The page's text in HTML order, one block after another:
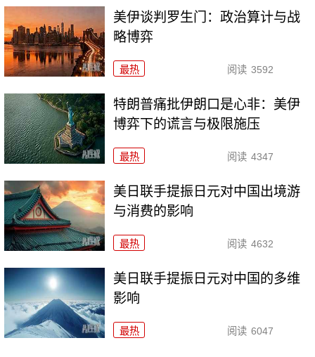
美伊谈判罗生门：政治算计与战
略博弈
最热 阅读 3592
特朗普痛批伊朗口是心非：美伊
博弈下的谎言与极限施压
最热 阅读 4347
美日联手提振日元对中国出境游
与消费的影响
最热 阅读 4632
美日联手提振日元对中国的多维
影响
最热 阅读 6047